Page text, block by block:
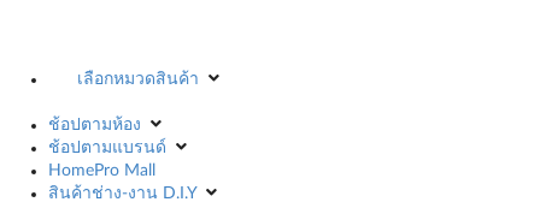
เลือกหมวดสินค้า
ช้อปตามห้อง
ช้อปตามแบรนด์
HomePro Mall
สินค้าช่าง-งาน D.I.Y